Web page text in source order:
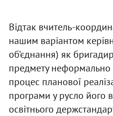
Відтак вчитель-
нашим варіантом
об’єднання) як
предмету
процес планової
програми у русло його
освітнього